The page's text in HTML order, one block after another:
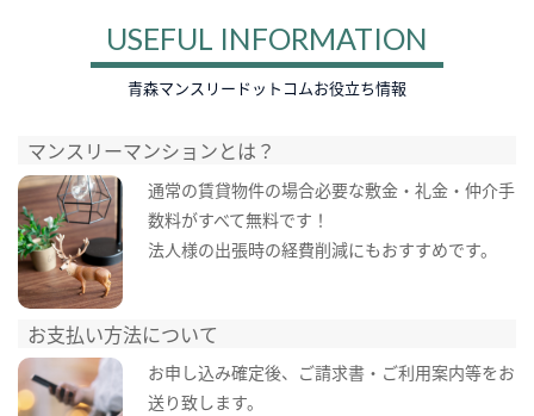
USEFUL INFORMATION
青森マンスリードットコムお役立ち情報
マンスリーマンションとは？
通常の賃貸物件の場合必要な敷金・礼金・仲介手
数料がすべて無料です！
法人様の出張時の経費削減にもおすすめです。
お支払い方法について
お申し込み確定後、ご請求書・ご利用案内等をお
送り致します。